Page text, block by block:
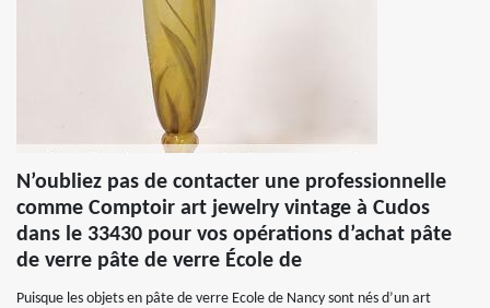
N’oubliez pas de contacter une professionnelle
comme Comptoir art jewelry vintage à Cudos
dans le 33430 pour vos opérations d’achat pâte
de verre pâte de verre École de
Puisque les objets en pâte de verre Ecole de Nancy sont nés d’un art